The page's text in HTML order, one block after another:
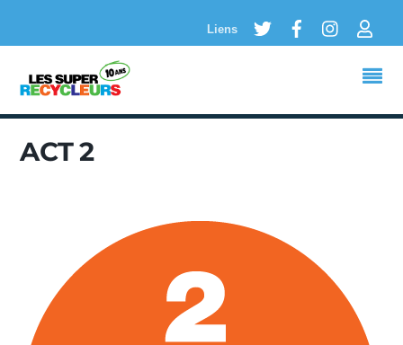
Liens
Twitter FacebookInstagram
ACT 2